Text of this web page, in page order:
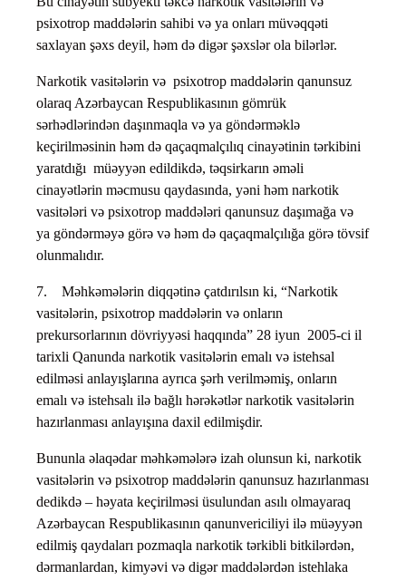
psixotrop maddələrin sahibi və ya onları müvəqqəti
saxlayan şəxs deyil, həm də digər şəxslər ola bilərlər.
Narkotik vasitələrin və psixotrop maddələrin qanunsuz
olaraq Azərbaycan Respublikasının gömrük
sərhədlərindən daşınmaqla və ya göndərməklə
keçirilməsinin həm də qaçaqmalçılıq cinayətinin tərkibini
yaratdığı müəyyən edildikdə, təqsirkarın əməli
cinayətlərin məcmusu qaydasında, yəni həm narkotik
vasitələri və psixotrop maddələri qanunsuz daşımağa və
ya göndərməyə görə və həm də qaçaqmalçılığa görə tövsif
olunmalıdır.
7. Məhkəmələrin diqqətinə çatdırılsın ki, “Narkotik
vasitələrin, psixotrop maddələrin və onların
prekursorlarının dövriyyəsi haqqında” 28 iyun 2005-ci il
tarixli Qanunda narkotik vasitələrin emalı və istehsal
edilməsi anlayışlarına ayrıca şərh verilməmiş, onların
emalı və istehsalı ilə bağlı hərəkətlər narkotik vasitələrin
hazırlanması anlayışına daxil edilmişdir.
Bununla əlaqədar məhkəmələrə izah olunsun ki, narkotik
vasitələrin və psixotrop maddələrin qanunsuz hazırlanması
dedikdə – həyata keçirilməsi üsulundan asılı olmayaraq
Azərbaycan Respublikasının qanunvericiliyi ilə müəyyən
edilmiş qaydaları pozmaqla narkotik tərkibli bitkilərdən,
dərmanlardan, kimyəvi və digər maddələrdən istehlaka